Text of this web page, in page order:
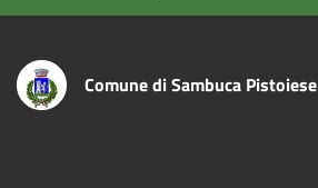
Comune di Sambuca Pistoiese